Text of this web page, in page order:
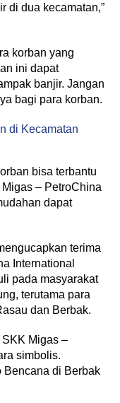
di dua kecamatan,”
korban yang
ini dapat
banjir. Jangan
bagi para korban.
di Kecamatan
bisa terbantu
– PetroChina
dapat
terima
International
pada masyarakat
terutama para
dan Berbak.
Migas –
simbolis.
Bencana di Berbak